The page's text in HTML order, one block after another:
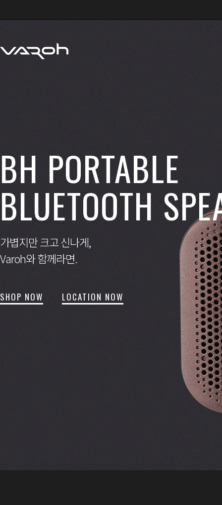
BH PORTABLE
BLUETOOTH
가볍지만 크고 신나게,
Varoh와 함께라면.
SHOP NOW LOCATION NOW